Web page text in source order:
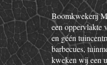
Boomkwekerij
een oppervlakte
en géén
barbecues,
kweken wij een